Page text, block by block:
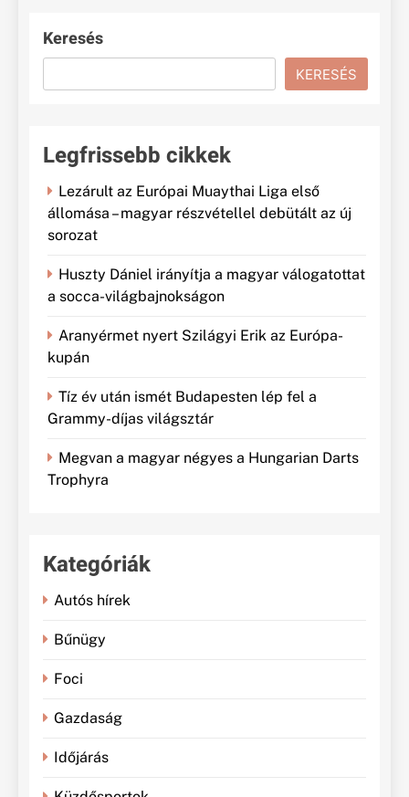
Keresés
KERESÉS
Legfrissebb cikkek
Lezárult az Európai Muaythai Liga első
állomása – magyar részvétellel debütált az új
sorozat
Huszty Dániel irányítja a magyar válogatottat
a socca-világbajnokságon
Aranyérmet nyert Szilágyi Erik az Európa-
kupán
Tíz év után ismét Budapesten lép fel a
Grammy-díjas világsztár
Megvan a magyar négyes a Hungarian Darts
Trophyra
Kategóriák
Autós hírek
Bűnügy
Foci
Gazdaság
Időjárás